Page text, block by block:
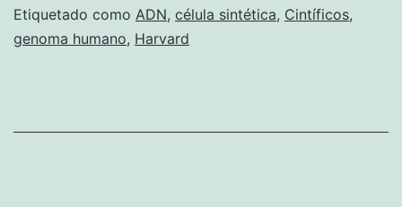
Etiquetado como ADN, célula sintética, Cintíficos,
genoma humano, Harvard